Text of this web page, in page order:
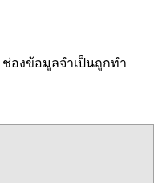
ช่องข้อมูลจำเป็นถูกทำ